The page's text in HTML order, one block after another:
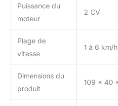
Puissance du
moteur
2 CV
Plage de
vitesse
1 à 6 km/h
Dimensions du
produit
109 x 40